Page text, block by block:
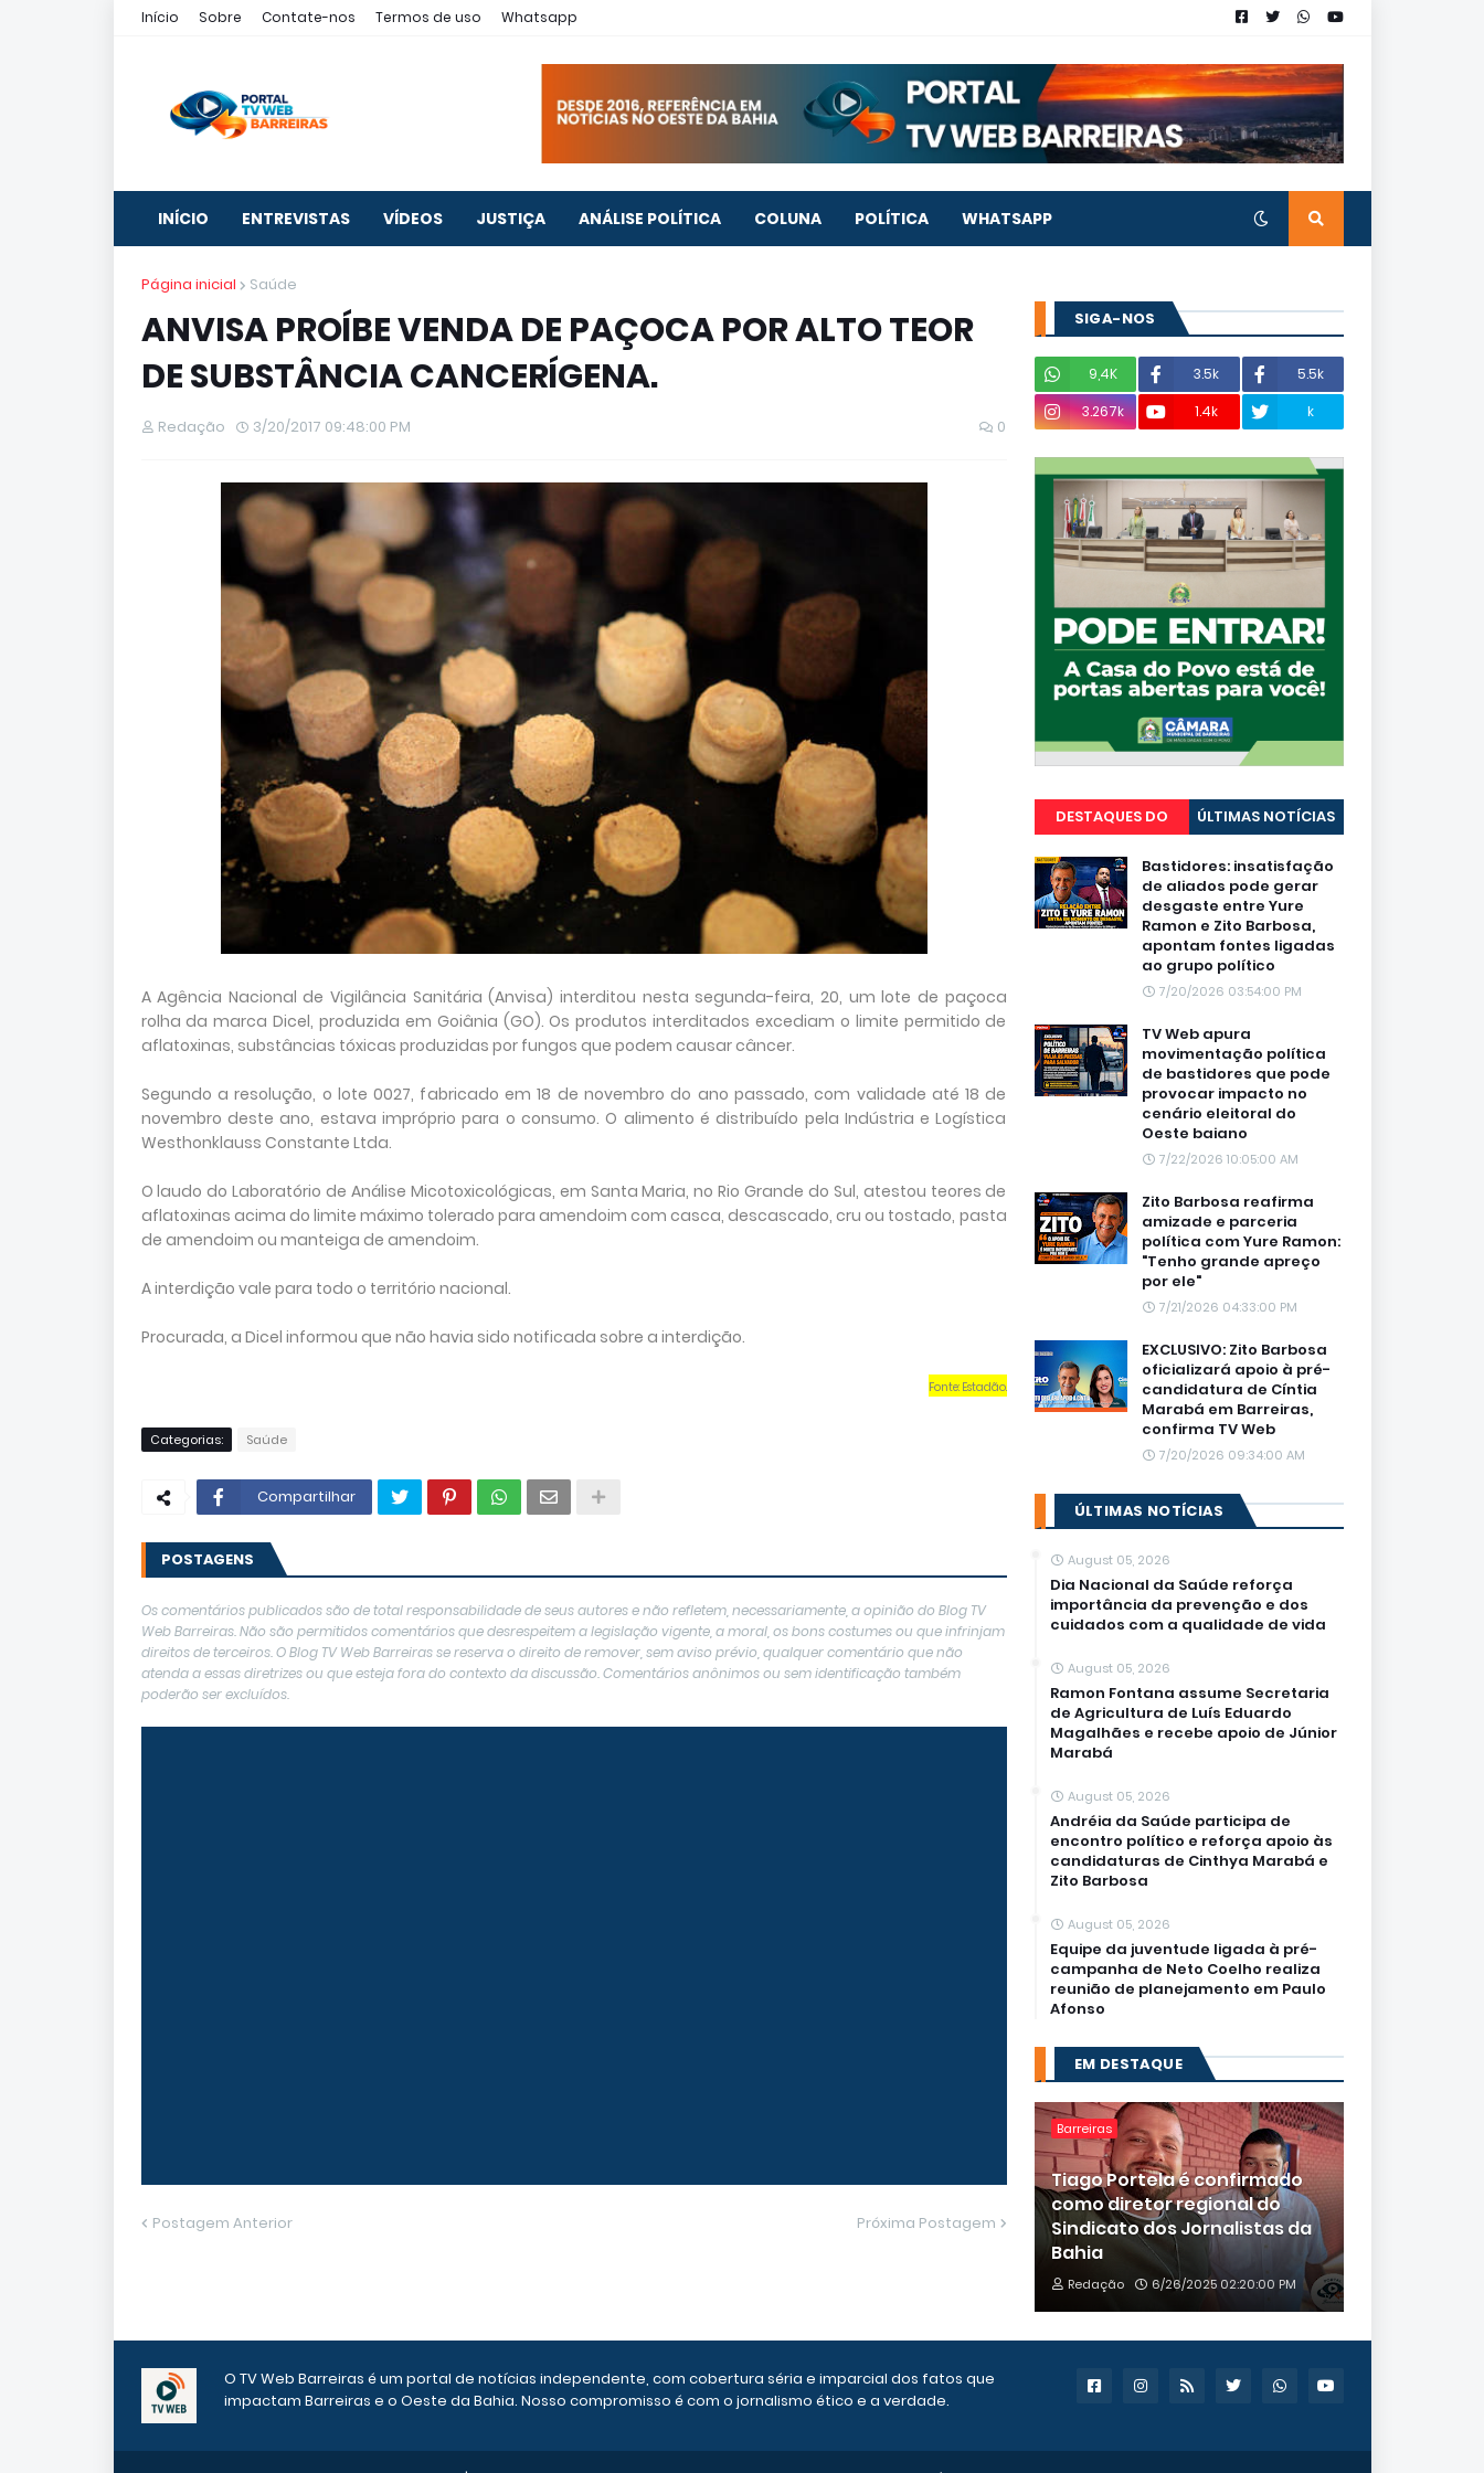
Início Sobre Contate-nos Termos de uso Whatsapp
INÍCIO ENTREVISTAS VÍDEOS JUSTIÇA ANÁLISE POLÍTICA COLUNA POLÍTICA WHATSAPP
Página inicial Saúde
ANVISA PROÍBE VENDA DE PAÇOCA POR ALTO TEOR
DE SUBSTÂNCIA CANCERÍGENA.
Redação 3/20/2017 09:48:00 PM 0
A Agência Nacional de Vigilância Sanitária (Anvisa) interditou nesta segunda-feira, 20, um lote de paçoca
rolha da marca Dicel, produzida em Goiânia (GO). Os produtos interditados excediam o limite permitido de
aflatoxinas, substâncias tóxicas produzidas por fungos que podem causar câncer.
Segundo a resolução, o lote 0027, fabricado em 18 de novembro do ano passado, com validade até 18 de
novembro deste ano, estava impróprio para o consumo. O alimento é distribuído pela Indústria e Logística
Westhonklauss Constante Ltda.
O laudo do Laboratório de Análise Micotoxicológicas, em Santa Maria, no Rio Grande do Sul, atestou teores de
aflatoxinas acima do limite máximo tolerado para amendoim com casca, descascado, cru ou tostado, pasta
de amendoim ou manteiga de amendoim.
A interdição vale para todo o território nacional.
Procurada, a Dicel informou que não havia sido notificada sobre a interdição.
Fonte: Estadão.
Categorias: Saúde
Compartilhar
POSTAGENS
Os comentários publicados são de total responsabilidade de seus autores e não refletem, necessariamente, a opinião do Blog TV
Web Barreiras. Não são permitidos comentários que desrespeitem a legislação vigente, a moral, os bons costumes ou que infrinjam
direitos de terceiros. O Blog TV Web Barreiras se reserva o direito de remover, sem aviso prévio, qualquer comentário que não
atenda a essas diretrizes ou que esteja fora do contexto da discussão. Comentários anônimos ou sem identificação também
poderão ser excluídos.
Postagem Anterior Próxima Postagem
SIGA-NOS
9,4K 3.5k
5.5k
3.267k
1.4k k
DESTAQUES DO
PORTAL
ÚLTIMAS NOTÍCIAS
Bastidores: insatisfação
de aliados pode gerar
desgaste entre Yure
Ramon e Zito Barbosa,
apontam fontes ligadas
ao grupo político
7/20/2026 03:54:00 PM
TV Web apura
movimentação política
de bastidores que pode
provocar impacto no
cenário eleitoral do
Oeste baiano
7/22/2026 10:05:00 AM
Zito Barbosa reafirma
amizade e parceria
política com Yure Ramon:
"Tenho grande apreço
por ele"
7/21/2026 04:33:00 PM
EXCLUSIVO: Zito Barbosa
oficializará apoio à pré-
candidatura de Cíntia
Marabá em Barreiras,
confirma TV Web
7/20/2026 09:34:00 AM
ÚLTIMAS NOTÍCIAS
August 05, 2026
Dia Nacional da Saúde reforça
importância da prevenção e dos
cuidados com a qualidade de vida
August 05, 2026
Ramon Fontana assume Secretaria
de Agricultura de Luís Eduardo
Magalhães e recebe apoio de Júnior
Marabá
August 05, 2026
Andréia da Saúde participa de
encontro político e reforça apoio às
candidaturas de Cinthya Marabá e
Zito Barbosa
August 05, 2026
Equipe da juventude ligada à pré-
campanha de Neto Coelho realiza
reunião de planejamento em Paulo
Afonso
EM DESTAQUE
Barreiras
Tiago Portela é confirmado
como diretor regional do
Sindicato dos Jornalistas da
Bahia
Redação 6/26/2025 02:20:00 PM
O TV Web Barreiras é um portal de notícias independente, com cobertura séria e imparcial dos fatos que
impactam Barreiras e o Oeste da Bahia. Nosso compromisso é com o jornalismo ético e a verdade.